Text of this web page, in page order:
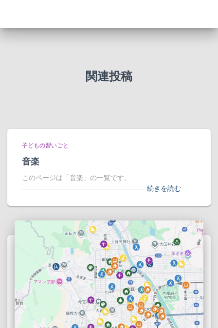
関連投稿
子どもの習いごと
音楽
このページは「音楽」の一覧です。
―――――――――――――――――― 続きを読む